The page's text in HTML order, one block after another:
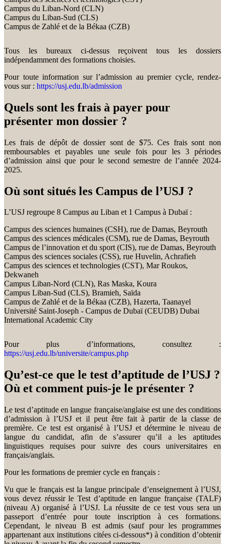
Campus du Liban-Nord (CLN)
Campus du Liban-Sud (CLS)
Campus de Zahlé et de la Békaa (CZB)
Tous les bureaux ci-dessus reçoivent tous les dossiers
indépendamment des formations choisies.
Pour toute information sur l’admission au premier cycle, rendez-
vous sur : https://usj.edu.lb/admission
Quels sont les frais à payer pour
présenter mon dossier ?
Les frais de dépôt de dossier sont de $75. Ces frais sont non
remboursables et payables une seule fois pour les 3 périodes
d’admission ainsi que pour le second semestre de l’année 2024-
2025.
Où sont situés les Campus de l’USJ ?
L’USJ regroupe 8 Campus au Liban et 1 Campus à Dubaï :
Campus des sciences humaines (CSH), rue de Damas, Beyrouth
Campus des sciences médicales (CSM), rue de Damas, Beyrouth
Campus de l’innovation et du sport (CIS), rue de Damas, Beyrouth
Campus des sciences sociales (CSS), rue Huvelin, Achrafieh
Campus des sciences et technologies (CST), Mar Roukos,
Dekwaneh
Campus Liban-Nord (CLN), Ras Maska, Koura
Campus Liban-Sud (CLS), Bramieh, Saïda
Campus de Zahlé et de la Békaa (CZB), Hazerta, Taanayel
Université Saint-Joseph - Campus de Dubaï (CEUDB) Dubai
International Academic City
Pour plus d’informations, consultez :
https://usj.edu.lb/universite/campus.php
Qu’est-ce que le test d’aptitude de l’USJ ?
Où et comment puis-je le présenter ?
Le test d’aptitude en langue française/anglaise est une des conditions
d’admission à l’USJ et il peut être fait à partir de la classe de
première. Ce test est organisé à l’USJ et détermine le niveau de
langue du candidat, afin de s’assurer qu’il a les aptitudes
linguistiques requises pour suivre des cours universitaires en
français/anglais.
Pour les formations de premier cycle en français :
Vu que le français est la langue principale d’enseignement à l’USJ,
vous devez réussir le Test d’aptitude en langue française (TALF)
(niveau A) organisé à l’USJ. La réussite de ce test vous sera un
passeport d’entrée pour toute inscription à ces formations.
Cependant, le niveau B est admis (sauf pour les programmes
appartenant aux institutions citées ci-dessous*) à condition d’obtenir